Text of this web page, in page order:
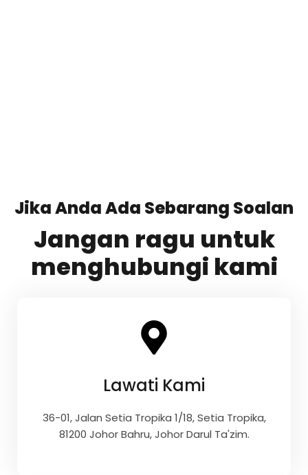
Jika Anda Ada Sebarang Soalan
Jangan ragu untuk
menghubungi kami
Lawati Kami
36-01, Jalan Setia Tropika 1/18, Setia Tropika,
81200 Johor Bahru, Johor Darul Ta'zim.